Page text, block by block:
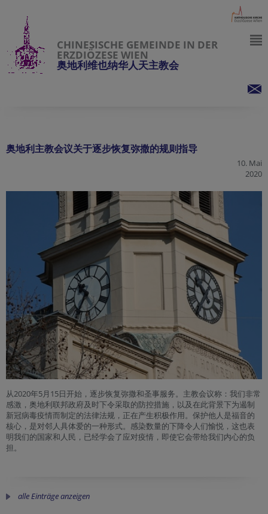
CHINESISCHE GEMEINDE IN DER
ERZDIÖZESE WIEN
奥地利维也纳华人天主教会
奥地利主教会议关于逐步恢复弥撒的规则指导
10. Mai
2020
从2020年5月15日开始，逐步恢复弥撒和圣事服务。主教会议称：我们非常
感激，奥地利联邦政府及时下令采取的防控措施，以及在此背景下为遏制
新冠病毒疫情而制定的法律法规，正在产生积极作用。保护他人是福音的
核心，是对邻人具体爱的一种形式。感染数量的下降令人们愉悦，这也表
明我们的国家和人民，已经学会了应对疫情，即使它会带给我们内心的负
担。
alle Einträge anzeigen